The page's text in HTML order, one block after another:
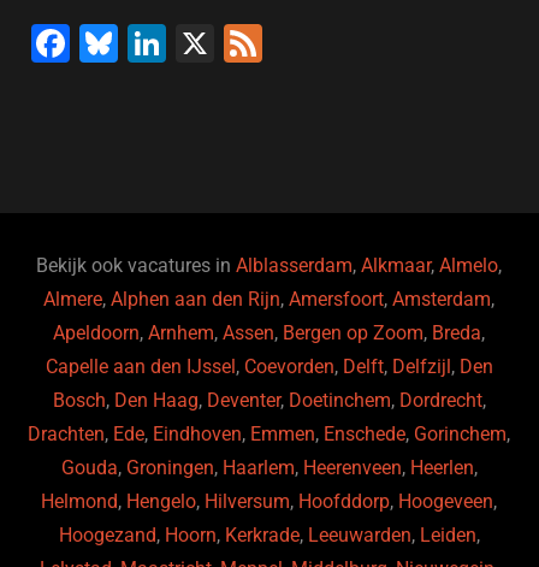
F
o
k
Bl
Li X
Bekijk ook vacatures inAlblasserdam,Alkmaar,Almelo,
Almere,Alphen aan den Rijn,Amersfoort,Amsterdam,
Apeldoorn,Arnhem,Assen, Bergen op Zoom, Breda,
Capelle aan den IJssel, Coevorden, Delft, Delfzijl, Den
Bosch, Den Haag, Deventer, Doetinchem, Dordrecht,
Drachten, Ede, Eindhoven, Emmen, Enschede, Gorinchem,
Gouda, Groningen, Haarlem, Heerenveen, Heerlen,
Helmond, Hengelo, Hilversum, Hoofddorp, Hoogeveen,
Hoogezand, Hoorn, Kerkrade, Leeuwarden, Leiden,